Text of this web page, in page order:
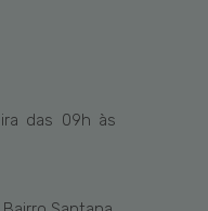
das 09h às